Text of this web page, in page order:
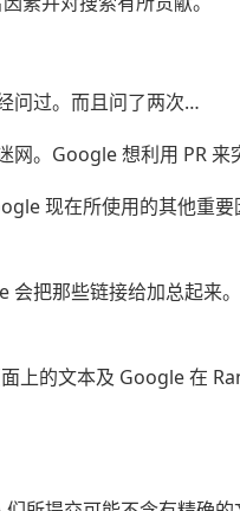
问过。而且问了两次…
。Google 想利用 PR 来
现在所使用的其他重
把那些链接给加总起来
上的文本及 Google 在